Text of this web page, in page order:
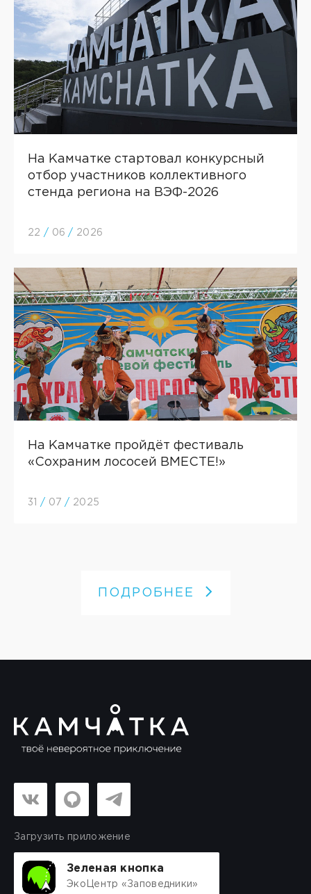
На Камчатке стартовал конкурсный
отбор участников коллективного
стенда региона на ВЭФ-2026
22 / 06 / 2026
На Камчатке пройдёт фестиваль
«Сохраним лососей ВМЕСТЕ!»
31 / 07 / 2025
ПОДРОБНЕЕ
Загрузить приложение
Зеленая кнопка
ЭкоЦентр «Заповедники»